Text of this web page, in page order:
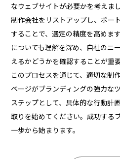
なウェブサイトが必要かを考えま
制作会社をリストアップし、ポー
することで、選定の精度を高めま
についても理解を深め、自社のニ
えるかどうかを確認することが重要
このプロセスを通じて、適切な制
ページがブランディングの強力な
ステップとして、具体的な行動計
取りを始めてください。成功する
一歩から始まります。